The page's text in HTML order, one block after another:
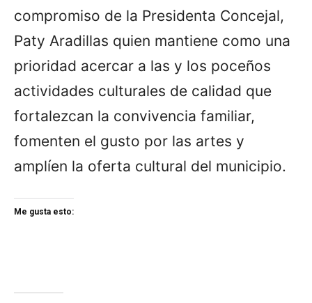
compromiso de la Presidenta Concejal,
Paty Aradillas quien mantiene como una
prioridad acercar a las y los poceños
actividades culturales de calidad que
fortalezcan la convivencia familiar,
fomenten el gusto por las artes y
amplíen la oferta cultural del municipio.
Me gusta esto: